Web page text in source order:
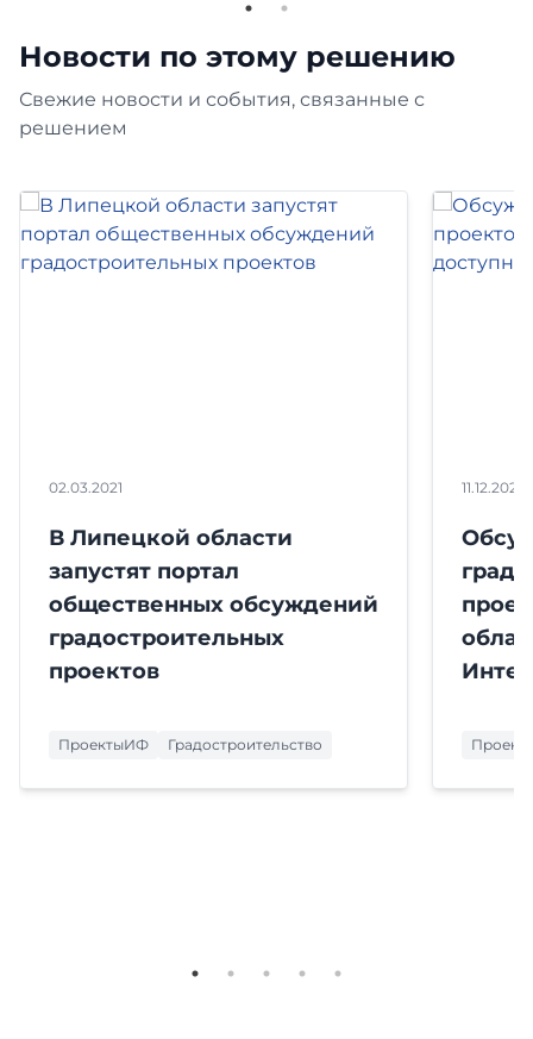
Новости по этому решению
Свежие новости и события, связанные с
решением
02.03.2021
В Липецкой области
запустят портал
общественных обсуждений
градостроительных
проектов
ПроектыИФ Градостроительство
11.12.2020